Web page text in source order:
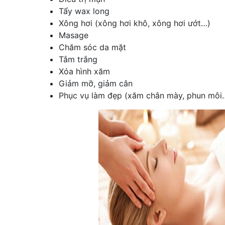
Tẩy wax long
Xông hơi (xông hơi khô, xông hơi ướt…)
Masage
Chăm sóc da mặt
Tắm trắng
Xóa hình xăm
Giảm mỡ, giảm cân
Phục vụ làm đẹp (xăm chân mày, phun